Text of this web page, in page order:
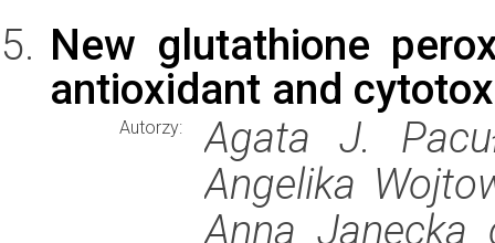
New glutathione
antioxidant and
Autorzy:
Agata J.
Angelika
Anna Janecka